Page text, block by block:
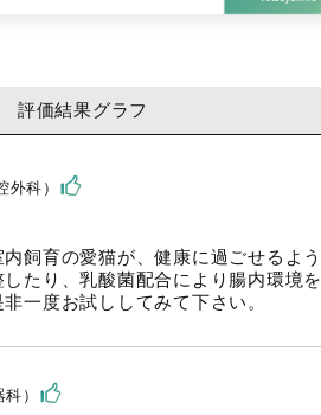
評価結果グラフ
科）
飼育の愛猫が、健康に過ごせるよう
たり、乳酸菌配合により腸内環境を
一度お試ししてみて下さい。
）